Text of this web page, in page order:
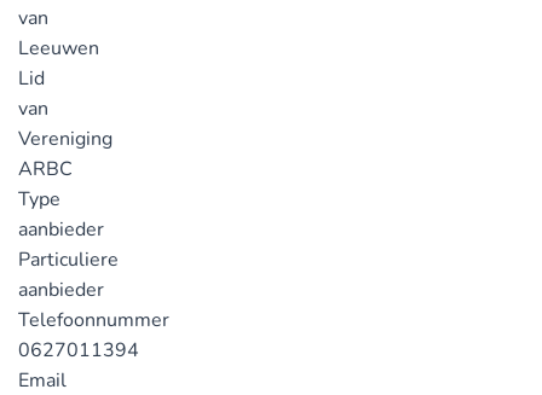
van
Leeuwen
Lid
van
Vereniging
ARBC
Type
aanbieder
Particuliere
aanbieder
Telefoonnummer
0627011394
Email